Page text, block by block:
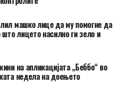
машко лице да му помогне да
лицето насилно ги зело и
на апликацијата „Беббо“ во
недела на доењето